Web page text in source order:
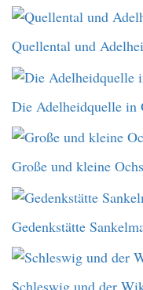
Quellental und
Die Adelheidquelle in
Große und kleine
Gedenkstätte
Schleswig und der